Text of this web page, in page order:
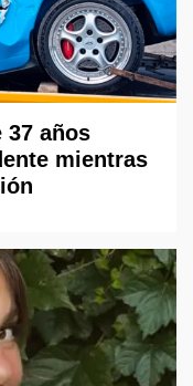
37 años
mientras